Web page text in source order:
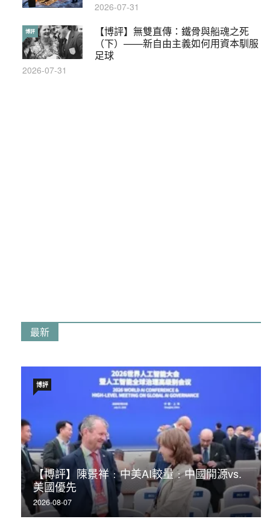
2026-07-31
【博評】無雙直傳：鐵骨與船魂之死
（下）——新自由主義如何用資本馴服
足球
博評
2026-07-31
2019-05-21
【輕百科】甚麼按摩院要領牌？顧客涉
及刑責嗎？
輕百科
2021-05-13
最新
【博評】陳景祥﹕中美AI較量﹕中國開源vs.
美國優先
2026-08-07
博評